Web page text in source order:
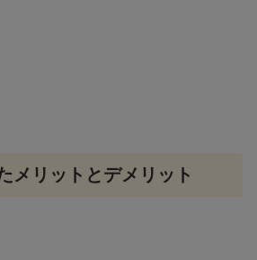
メリットとデメリット